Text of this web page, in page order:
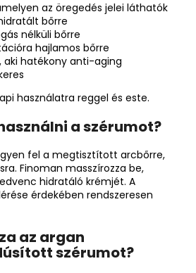
az öregedés jelei láthatók
bőrre
nélküli bőrre
hajlamos bőrre
aki hatékony anti-aging
használatra reggel és este.
a szérumot?
fel a megtisztított arcbőrre,
Finoman masszírozza be,
hidratáló krémjét. A
érdekében rendszeresen
az argan
szérumot?